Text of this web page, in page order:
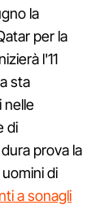
la
per la
l'11
sta
nelle
di
prova la
di
a sonagli